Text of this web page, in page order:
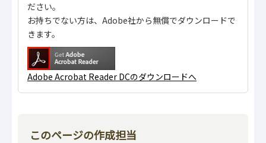
ださい。
お持ちでない方は、Adobe社から無償でダウンロードで
きます。
Adobe Acrobat Reader DCのダウンロードへ
このページの作成担当